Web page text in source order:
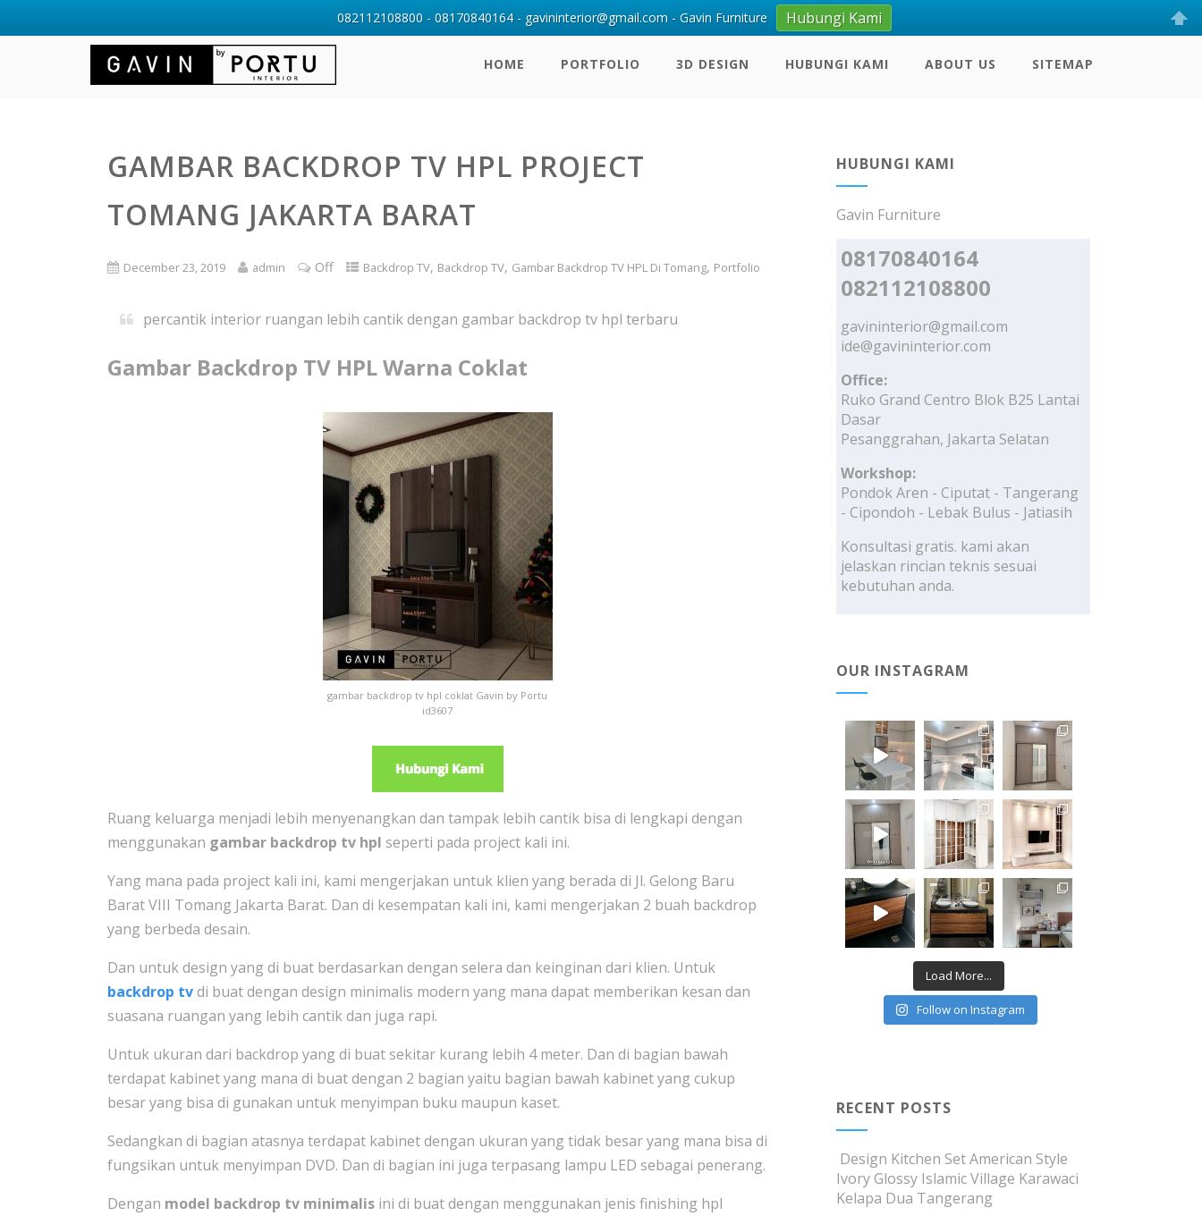
HOME PORTFOLIO 3D DESIGN HUBUNGI KAMI ABOUT US SITEMAP
GAMBAR BACKDROP TV HPL PROJECT
TOMANG JAKARTA BARAT
December 23, 2019 admin Off Backdrop TV, Backdrop TV, Gambar Backdrop TV HPL Di Tomang, Portfolio
percantik interior ruangan lebih cantik dengan gambar backdrop tv hpl terbaru
Gambar Backdrop TV HPL Warna Coklat
gambar backdrop tv hpl coklat Gavin by Portu
id3607
Ruang keluarga menjadi lebih menyenangkan dan tampak lebih cantik bisa di lengkapi dengan
menggunakan gambar backdrop tv hpl seperti pada project kali ini.
Yang mana pada project kali ini, kami mengerjakan untuk klien yang berada di Jl. Gelong Baru
Barat VIII Tomang Jakarta Barat. Dan di kesempatan kali ini, kami mengerjakan 2 buah backdrop
yang berbeda desain.
Dan untuk design yang di buat berdasarkan dengan selera dan keinginan dari klien. Untuk
backdrop tvdi buat dengan design minimalis modern yang mana dapat memberikan kesan dan
suasana ruangan yang lebih cantik dan juga rapi.
Untuk ukuran dari backdrop yang di buat sekitar kurang lebih 4 meter. Dan di bagian bawah
terdapat kabinet yang mana di buat dengan 2 bagian yaitu bagian bawah kabinet yang cukup
besar yang bisa di gunakan untuk menyimpan buku maupun kaset.
Sedangkan di bagian atasnya terdapat kabinet dengan ukuran yang tidak besar yang mana bisa di
fungsikan untuk menyimpan DVD. Dan di bagian ini juga terpasang lampu LED sebagai penerang.
Dengan model backdrop tv minimalis ini di buat dengan menggunakan jenis finishing hpl
HUBUNGI KAMI
Gavin Furniture
08170840164
082112108800
gavininterior@gmail.com
ide@gavininterior.com
Office:
Ruko Grand Centro Blok B25 Lantai
Dasar
Pesanggrahan, Jakarta Selatan
Workshop:
Pondok Aren - Ciputat - Tangerang
- Cipondoh - Lebak Bulus - Jatiasih
Konsultasi gratis. kami akan
jelaskan rincian teknis sesuai
kebutuhan anda.
OUR INSTAGRAM
Load More...
Follow on Instagram
RECENT POSTS
Design Kitchen Set American Style
Ivory Glossy Islamic Village Karawaci
Kelapa Dua Tangerang
082112108800 - 08170840164 - gavininterior@gmail.com - Gavin Furniture Hubungi Kami